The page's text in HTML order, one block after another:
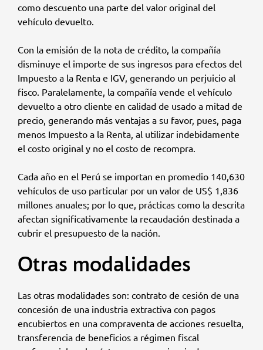
como descuento una parte del valor original del
vehículo devuelto.
Con la emisión de la nota de crédito, la compañía
disminuye el importe de sus ingresos para efectos del
Impuesto a la Renta e IGV, generando un perjuicio al
fisco. Paralelamente, la compañía vende el vehículo
devuelto a otro cliente en calidad de usado a mitad de
precio, generando más ventajas a su favor, pues, paga
menos Impuesto a la Renta, al utilizar indebidamente
el costo original y no el costo de recompra.
Cada año en el Perú se importan en promedio 140,630
vehículos de uso particular por un valor de US$ 1,836
millones anuales; por lo que, prácticas como la descrita
afectan significativamente la recaudación destinada a
cubrir el presupuesto de la nación.
Otras modalidades
Las otras modalidades son: contrato de cesión de una
concesión de una industria extractiva con pagos
encubiertos en una compraventa de acciones resuelta,
transferencia de beneficios a régimen fiscal